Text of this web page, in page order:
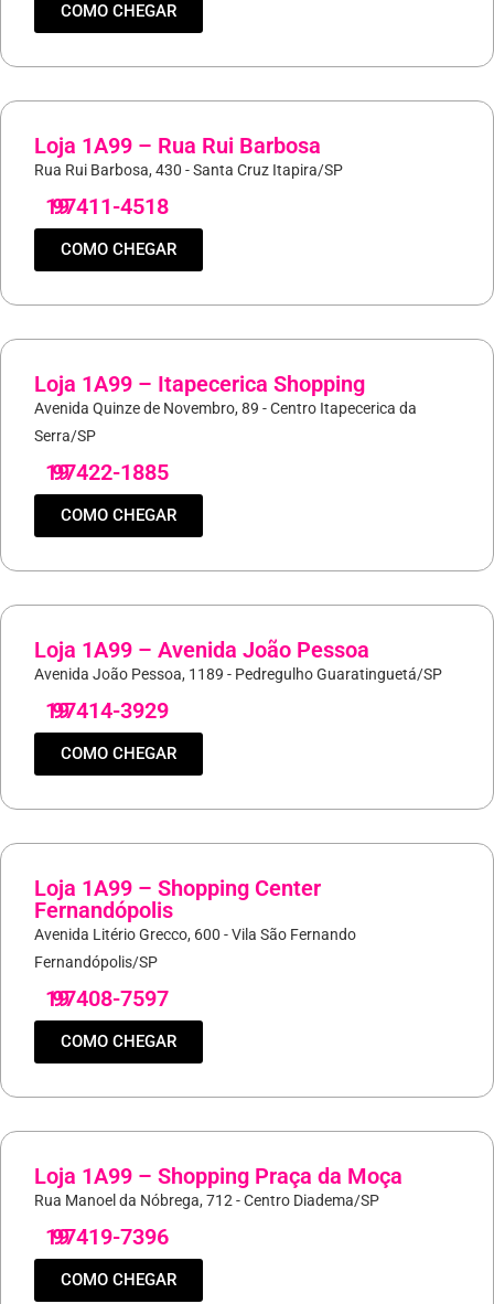
COMO CHEGAR
Loja 1A99 – Rua Rui Barbosa
Rua Rui Barbosa, 430 - Santa Cruz Itapira/SP
19
97411-4518
COMO CHEGAR
Loja 1A99 – Itapecerica Shopping
Avenida Quinze de Novembro, 89 - Centro Itapecerica da
Serra/SP
19
97422-1885
COMO CHEGAR
Loja 1A99 – Avenida João Pessoa
Avenida João Pessoa, 1189 - Pedregulho Guaratinguetá/SP
19
97414-3929
COMO CHEGAR
Loja 1A99 – Shopping Center
Fernandópolis
Avenida Litério Grecco, 600 - Vila São Fernando
Fernandópolis/SP
19
97408-7597
COMO CHEGAR
Loja 1A99 – Shopping Praça da Moça
Rua Manoel da Nóbrega, 712 - Centro Diadema/SP
19
97419-7396
COMO CHEGAR